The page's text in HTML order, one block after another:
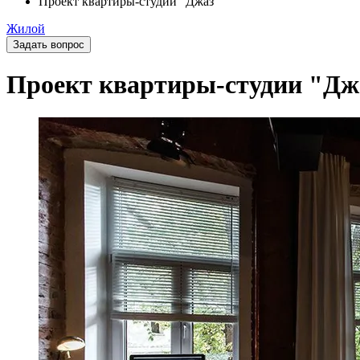
Жилой
Задать вопрос
Проект квартиры-студии